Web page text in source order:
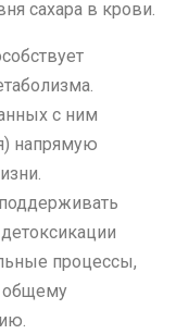
сахара в крови.
с ним
напрямую
процессы,
общему